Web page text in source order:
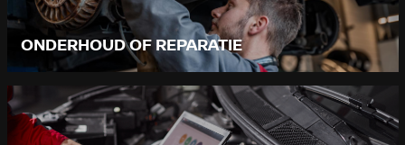
ONDERHOUD OF REPARATIE